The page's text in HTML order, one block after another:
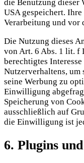
die Benutzung dieser
USA gespeichert.
Verarbeitung und vor
Die Nutzung dieses
von Art. 6 Abs. 1 lit. f
berechtigtes
Nutzerverhaltens, um
seine Werbung zu
Einwilligung
Speicherung von
ausschließlich auf
die Einwilligung ist
6. Plugins